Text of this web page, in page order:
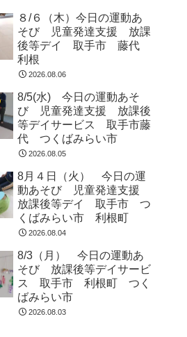
８/６（木）今日の運動あ
そび 児童発達支援 放課
後等デイ 取手市 藤代
利根
2026.08.06
8/5(水) 今日の運動あそ
び 児童発達支援 放課後
等デイサービス 取手市藤
代 つくばみらい市
2026.08.05
8月４日（火） 今日の運
動あそび 児童発達支援
放課後等デイ 取手市 つ
くばみらい市 利根町
2026.08.04
8/3（月） 今日の運動あ
そび 放課後等デイサービ
ス 取手市 利根町 つく
ばみらい市
2026.08.03